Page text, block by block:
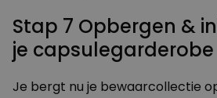
Stap 7 Opbergen &
je capsulegarderobe
Je bergt nu je bewaarcollectie